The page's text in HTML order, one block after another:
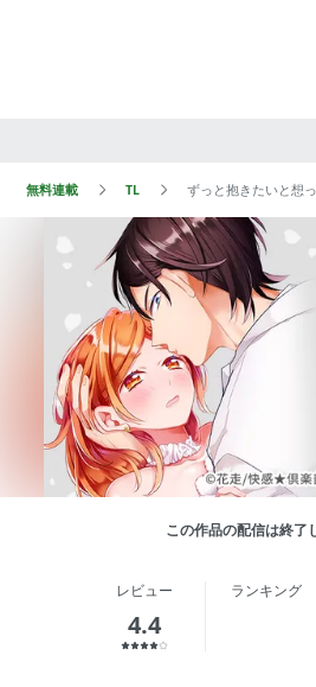
無料連載 TL ずっと抱きたいと想
この作品の配信は終了
レビュー ランキング
4.4